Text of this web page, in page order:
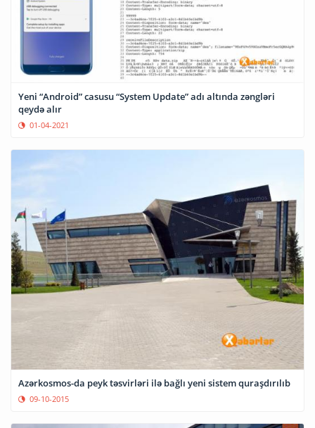
Yeni “Android” casusu “System Update” adı altında zəngləri
qeydə alır
01-04-2021
Azərkosmos-da peyk təsvirləri ilə bağlı yeni sistem quraşdırılıb
09-10-2015